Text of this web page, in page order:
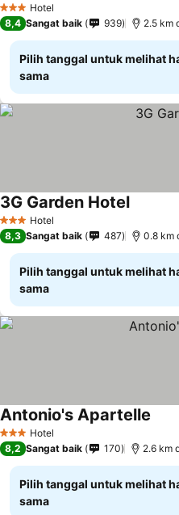
3 BintangHotel
8,4 Sangat baik 939 2.5 km
Pilih tanggal untuk melihat
sama
3 BintangHotel
3G Garden Hotel
8,3 Sangat baik 487 0.8 km
Pilih tanggal untuk melihat
sama
3 BintangHotel
Antonio's Apartelle
8,2 Sangat baik 170 2.6 km
Pilih tanggal untuk melihat
sama